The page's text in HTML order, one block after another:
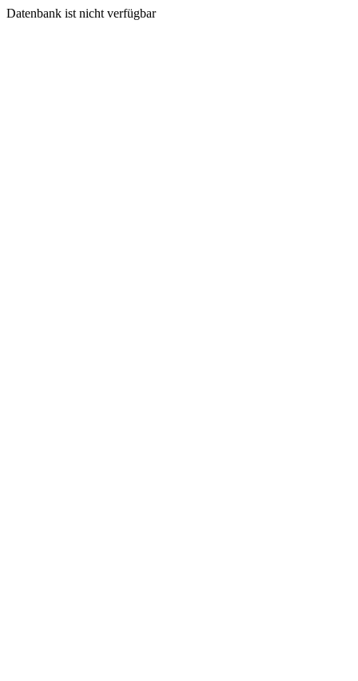
Datenbank ist nicht verfügbar